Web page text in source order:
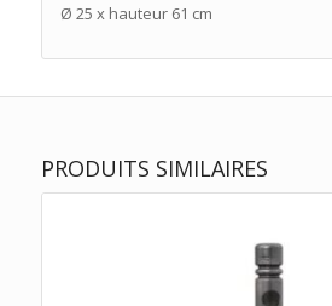
Ø 25 x hauteur 61 cm
PRODUITS SIMILAIRES